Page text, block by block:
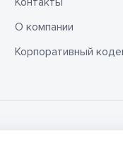
О компании
Корпоративный